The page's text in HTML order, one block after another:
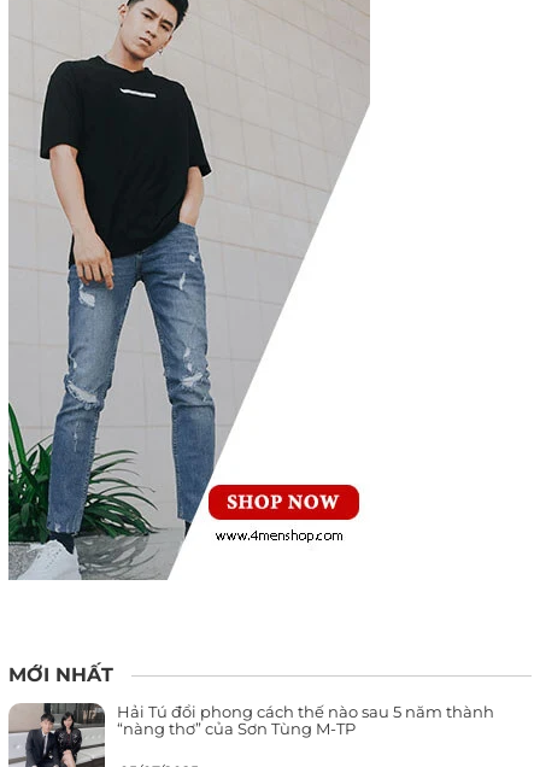
MỚI NHẤT
Hải Tú đổi phong cách thế nào sau 5 năm thành
“nàng thơ” của Sơn Tùng M-TP